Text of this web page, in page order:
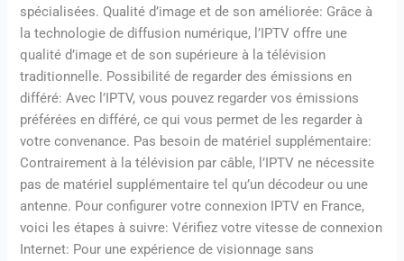
spécialisées. Qualité d’image et de son améliorée: Grâce à
la technologie de diffusion numérique, l’IPTV offre une
qualité d’image et de son supérieure à la télévision
traditionnelle. Possibilité de regarder des émissions en
différé: Avec l’IPTV, vous pouvez regarder vos émissions
préférées en différé, ce qui vous permet de les regarder à
votre convenance. Pas besoin de matériel supplémentaire:
Contrairement à la télévision par câble, l’IPTV ne nécessite
pas de matériel supplémentaire tel qu’un décodeur ou une
antenne. Pour configurer votre connexion IPTV en France,
voici les étapes à suivre: Vérifiez votre vitesse de connexion
Internet: Pour une expérience de visionnage sans